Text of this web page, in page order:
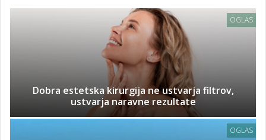
OGLAS
Dobra estetska kirurgija ne ustvarja filtrov,
ustvarja naravne rezultate
OGLAS